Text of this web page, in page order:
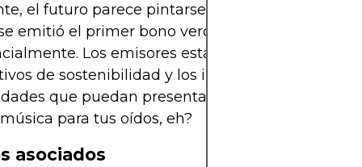
el futuro parece pintarse de color verde.
emitió el primer bono verde, el mercado ha
Los emisores están en una carrera
de sostenibilidad y los inversores buscan
que puedan presentar valor a largo plazo.
para tus oídos, eh?
asociados